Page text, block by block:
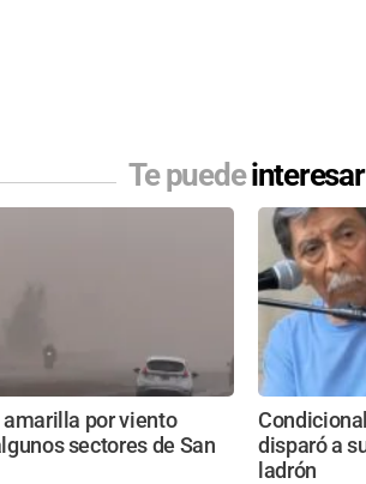
Te puedeinteresar
por viento
sectores de San
disparó a
ladrón